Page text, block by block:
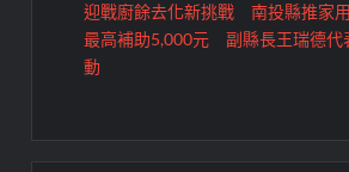
迎戰廚餘去化新挑戰 南投縣推家
最高補助5,000元 副縣長王瑞德代
動